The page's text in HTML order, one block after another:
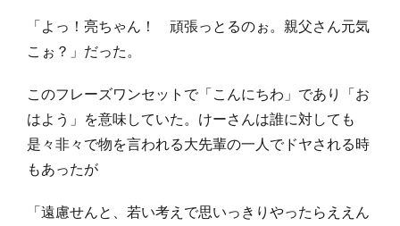
「よっ！亮ちゃん！ 頑張っとるのぉ。親父さん元気
こぉ？」だった。
このフレーズワンセットで「こんにちわ」であり「お
はよう」を意味していた。けーさんは誰に対しても
是々非々で物を言われる大先輩の一人でドヤされる時
もあったが
「遠慮せんと、若い考えで思いっきりやったらええん